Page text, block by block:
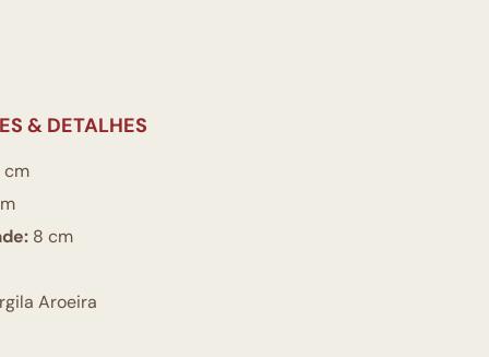
& DETALHES
cm
8 cm
Aroeira